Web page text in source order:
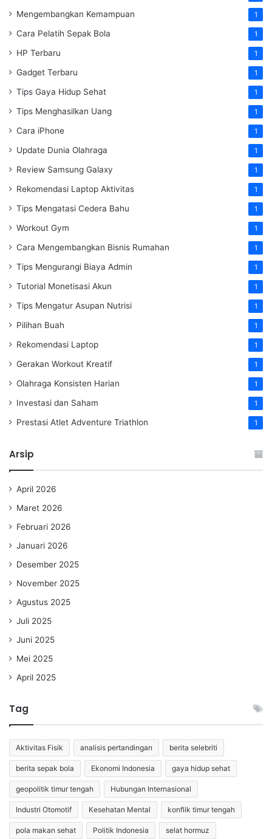
Mengembangkan Kemampuan 1
Cara Pelatih Sepak Bola 1
HP Terbaru 1
Gadget Terbaru 1
Tips Gaya Hidup Sehat 1
Tips Menghasilkan Uang 1
Cara iPhone 1
Update Dunia Olahraga 1
Review Samsung Galaxy 1
Rekomendasi Laptop Aktivitas 1
Tips Mengatasi Cedera Bahu 1
Workout Gym 1
Cara Mengembangkan Bisnis Rumahan 1
Tips Mengurangi Biaya Admin 1
Tutorial Monetisasi Akun 1
Tips Mengatur Asupan Nutrisi 1
Pilihan Buah 1
Rekomendasi Laptop 1
Gerakan Workout Kreatif 1
Olahraga Konsisten Harian 1
Investasi dan Saham 1
Prestasi Atlet Adventure Triathlon 1
Arsip
April 2026
Maret 2026
Februari 2026
Januari 2026
Desember 2025
November 2025
Agustus 2025
Juli 2025
Juni 2025
Mei 2025
April 2025
Tag
Aktivitas Fisik analisis pertandingan berita selebriti
berita sepak bola Ekonomi Indonesia gaya hidup sehat
geopolitik timur tengah Hubungan Internasional
Industri Otomotif Kesehatan Mental konflik timur tengah
pola makan sehat Politik Indonesia selat hormuz